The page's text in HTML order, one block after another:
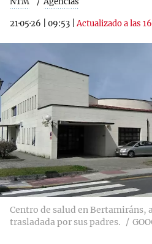
21·05·26 09:53 |Actualizado a las
Centro de salud en Bertamiráns,
trasladada por sus padres.